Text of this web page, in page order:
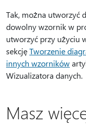
Tak, można utworzyć
dowolny wzornik w
utworzyć przy użyciu
sekcjęTworzenie
innych wzorników
Wizualizatora danych.
Masz